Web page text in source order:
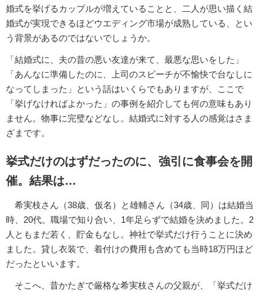
婚式を挙げるカップルが増えていることと、二人が思い描く結
婚式が実現できるほどウエディング市場が成熟している、とい
う背景があるのではないでしょうか。
「結婚式に、夫の昔の悪い友達が来て、最悪な思いをした」
「あんなに準備したのに、上司のスピーチが不愉快で台なしに
なってしまった」という話はいくらでもありますが、ここで
「挙げなければよかった」の事例を紹介しても何の意味もあり
ません。物事に完璧などなし。結婚式に対する人の感覚はさま
ざまです。
挙式だけのはずだったのに、強引に食事会を開
催。結果は…
希実枝さん（38歳、仮名）と雄輔さん（34歳、同）は結婚当
時、20代。職場で知り合い、1年足らずで結婚を決めました。2
人ともまだ若く、貯金もなし。神社で挙式だけ行うことに決め
ました。貸し衣装で、着付けの費用も含めても当時18万円ほど
だったといいます。
そこへ、昔かたぎで厳格な希実枝さんの父親が、「挙式だけ